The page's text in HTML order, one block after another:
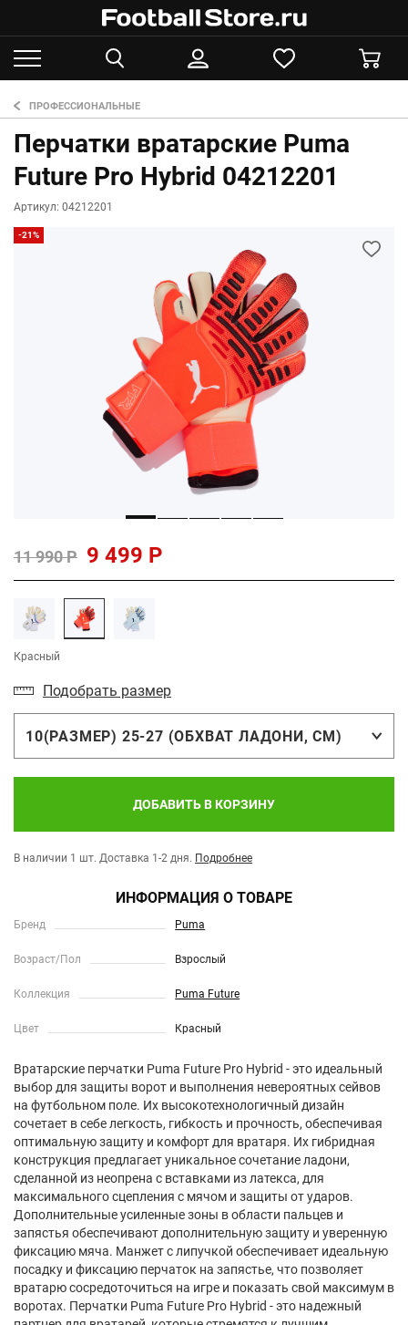
ПРОФЕССИОНАЛЬНЫЕ
Перчатки вратарские Puma
Future Pro Hybrid 04212201
Артикул: 04212201
-21%
11 990 Р 9 499 Р
Красный
Подобрать размер
10(РАЗМЕР) 25-27 (ОБХВАТ ЛАДОНИ, СМ)
ДОБАВИТЬ В КОРЗИНУ
В наличии 1 шт. Доставка 1-2 дня. Подробнее
ИНФОРМАЦИЯ О ТОВАРЕ
Бренд Puma
Возраст/Пол Взрослый
Коллекция Puma Future
Цвет Красный
Вратарские перчатки Puma Future Pro Hybrid - это идеальный
выбор для защиты ворот и выполнения невероятных сейвов
на футбольном поле. Их высокотехнологичный дизайн
сочетает в себе легкость, гибкость и прочность, обеспечивая
оптимальную защиту и комфорт для вратаря. Их гибридная
конструкция предлагает уникальное сочетание ладони,
сделанной из неопрена с вставками из латекса, для
максимального сцепления с мячом и защиты от ударов.
Дополнительные усиленные зоны в области пальцев и
запястья обеспечивают дополнительную защиту и уверенную
фиксацию мяча. Манжет с липучкой обеспечивает идеальную
посадку и фиксацию перчаток на запястье, что позволяет
вратарю сосредоточиться на игре и показать свой максимум в
воротах. Перчатки Puma Future Pro Hybrid - это надежный